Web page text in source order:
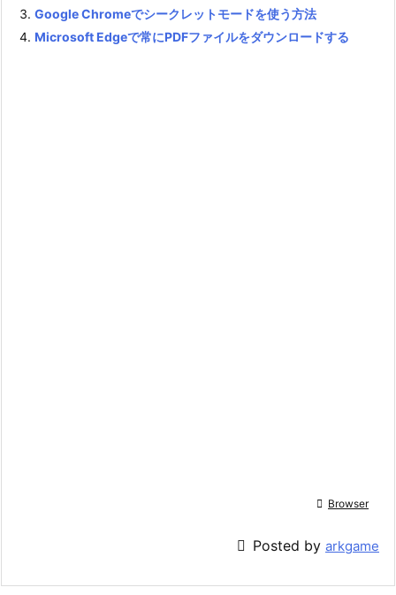
Google Chromeでシークレットモードを使う方法
Microsoft Edgeで常にPDFファイルをダウンロードする
 Browser
 Posted by arkgame